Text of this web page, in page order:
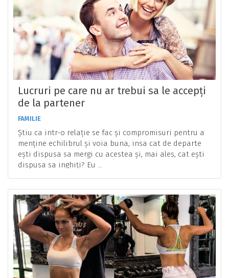
Lucruri pe care nu ar trebui sa le accepți
de la partener
FAMILIE
Știu ca intr-o relație se fac și compromisuri pentru a
menține echilibrul și voia buna, insa cat de departe
ești dispusa sa mergi cu acestea și, mai ales, cat ești
dispusa sa inghiți? Eu ...